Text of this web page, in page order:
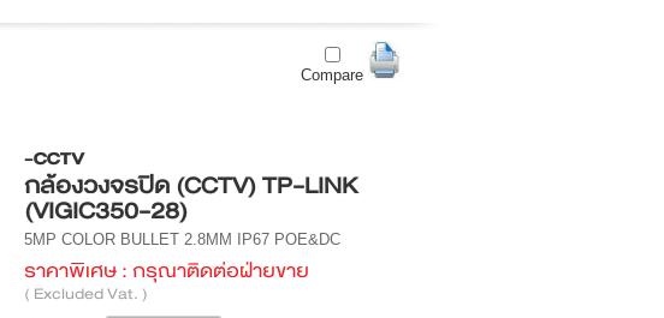
Compare
-CCTV
กล้องวงจรปิด (CCTV) TP-LINK
(VIGIC350-28)
5MP COLOR BULLET 2.8MM IP67 POE&DC
ราคาพิเศษ :กรุณาติดต่อฝ่ายขาย
( Excluded Vat. )